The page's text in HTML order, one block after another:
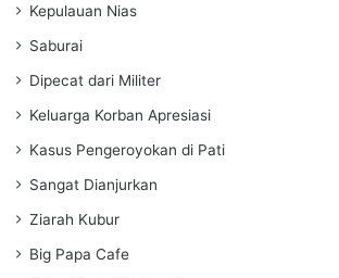
Kepulauan Nias
Saburai
Dipecat dari Militer
Keluarga Korban Apresiasi
Kasus Pengeroyokan di Pati
Sangat Dianjurkan
Ziarah Kubur
Big Papa Cafe